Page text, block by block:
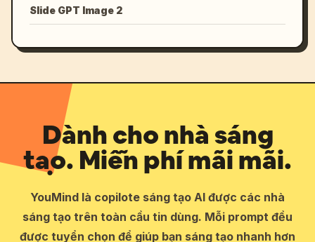
Slide GPT Image 2
Dành cho nhà sáng
tạo. Miễn phí mãi mãi.
YouMind là copilote sáng tạo AI được các nhà
sáng tạo trên toàn cầu tin dùng. Mỗi prompt đều
được tuyển chọn để giúp bạn sáng tạo nhanh hơn